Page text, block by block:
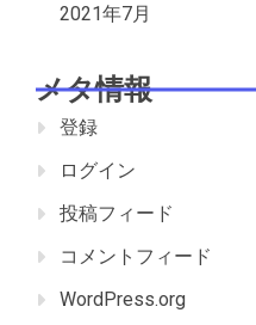
2021年7月
メタ情報
登録
ログイン
投稿フィード
コメントフィード
WordPress.org